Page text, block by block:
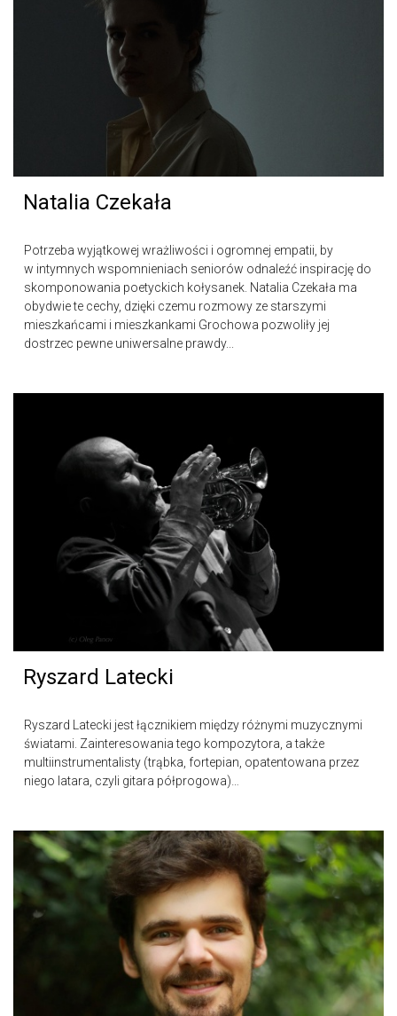
Natalia Czekała
Potrzeba wyjątkowej wrażliwości i ogromnej empatii, by
w intymnych wspomnieniach seniorów odnaleźć inspirację do
skomponowania poetyckich kołysanek. Natalia Czekała ma
obydwie te cechy, dzięki czemu rozmowy ze starszymi
mieszkańcami i mieszkankami Grochowa pozwoliły jej
dostrzec pewne uniwersalne prawdy...
Ryszard Latecki
Ryszard Latecki jest łącznikiem między różnymi muzycznymi
światami. Zainteresowania tego kompozytora, a także
multiinstrumentalisty (trąbka, fortepian, opatentowana przez
niego latara, czyli gitara półprogowa)…